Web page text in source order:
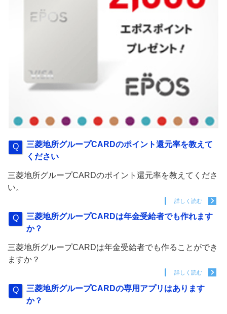
三菱地所グループCARDのポイント還元率を教えて
ください
三菱地所グループCARDのポイント還元率を教えてくださ
い。
詳しく読む
三菱地所グループCARDは年金受給者でも作れます
か？
三菱地所グループCARDは年金受給者でも作ることができ
ますか？
詳しく読む
三菱地所グループCARDの専用アプリはあります
か？